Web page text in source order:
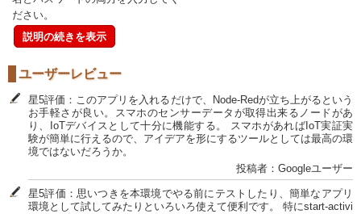
ださい。
説明の続きを表示
ユーザーレビュー
星5評価：このアプリを入れるだけで、Node-Redが立ち上がるという
お手軽さが良い。スマホのセンサーデータが取得出来るノードがあ
り、IoTデバイスとして十分に機能する。 スマホがあればIoT実証実
験が簡単に行えるので、アイデアを形にするツールとしては最高の環
境ではないだろうか。
投稿者：Googleユーザー
星5評価：思いつきを本環境でやる前にテストしたり、簡単なアプリ
環境として試してみたりといろいろ使えて便利です。 特にstart-activi